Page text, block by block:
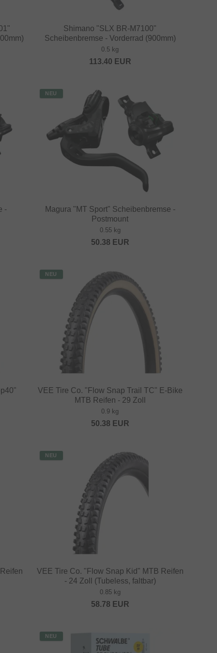
Shimano "SLX BR-M7100"
Scheibenbremse - Vorderrad (900mm)
0.5 kg
113.40 EUR
-
NEU
Magura "MT Sport" Scheibenbremse -
Postmount
0.55 kg
50.38 EUR
NEU
VEE Tire Co. "Flow Snap Trail TC" E-Bike
MTB Reifen - 29 Zoll
0.9 kg
50.38 EUR
NEU
VEE Tire Co. "Flow Snap Kid" MTB Reifen
- 24 Zoll (Tubeless, faltbar)
0.85 kg
58.78 EUR
NEU